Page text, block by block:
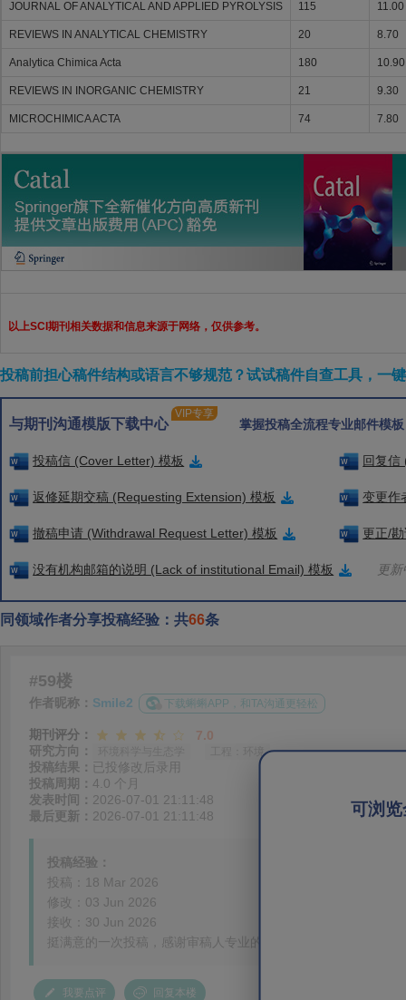
JOURNAL OF ANALYTICAL AND APPLIED PYROLYSIS 115 11.00
REVIEWS IN ANALYTICAL CHEMISTRY 20 8.70
Analytica Chimica Acta 180 10.90
REVIEWS IN INORGANIC CHEMISTRY 21 9.30
MICROCHIMICA ACTA 74 7.80
以上SCI期刊相关数据和信息来源于网络，仅供参考。
投稿前担心稿件结构或语言不够规范？试试稿件自查工具，一
与期刊沟通模版下载中心
VIP专享
掌握投稿全流程专业邮件模
投稿信 (Cover Letter) 模板 回复信
返修延期交稿 (Requesting Extension) 模板 变更作
撤稿申请 (Withdrawal Request Letter) 模板 更正/
没有机构邮箱的说明 (Lack of institutional Email) 模板 更
同领域作者分享投稿经验：共66条
可浏
#59楼
作者昵称： Smile2 下载蝌蝌APP，和TA沟通更轻松
期刊评分：
7.0
研究方向：
工程：环境
投稿结果： 已投修改后录用
投稿周期： 4.0 个月
发表时间： 2026-07-01 21:11:48
最后更新： 2026-07-01 21:11:48
投稿经验：
投稿：18 Mar 2026
修改：03 Jun 2026
接收：30 Jun 2026
挺满意的一次投稿，感谢审稿人专业的意见，感谢Editor Hu。
我要点评 回复本楼